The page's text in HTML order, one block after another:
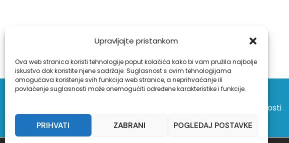
Upravljajte pristankom
Ova web stranica koristi tehnologije poput kolačića kako bi vam pružila najbolje
iskustvo dok koristite njene sadržaje. Suglasnost s ovim tehnologijama
omogućava korištenje svih funkcija web stranice, a neprihvaćanje ili
povlačenje suglasnosti može onemogućiti određene karakteristike i funkcije.
PRIHVATI ZABRANI POGLEDAJ POSTAVKE
Pravila privatnosti